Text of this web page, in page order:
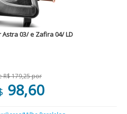
Astra 03/ e Zafira 04/ LD
R$ 179,25 por
98,60